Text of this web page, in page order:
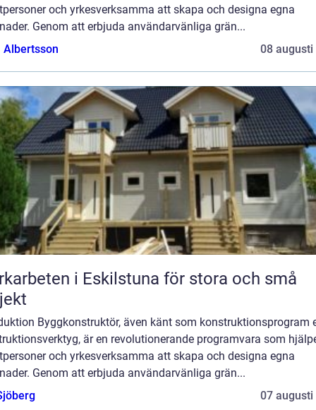
och yrkesverksamma att skapa och designa egna
Genom att erbjuda användarvänliga grän...
Albertsson
08 augusti
i Eskilstuna för stora och små
Byggkonstruktör, även känt som konstruktionsprogram
är en revolutionerande programvara som
och yrkesverksamma att skapa och designa egna
Genom att erbjuda användarvänliga grän...
07 augusti